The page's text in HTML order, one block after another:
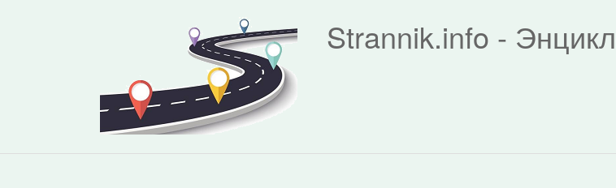
Strannik.info -